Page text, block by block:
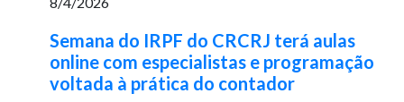
Semana do IRPF do CRCRJ terá aulas
online com especialistas e programação
voltada à prática do contador